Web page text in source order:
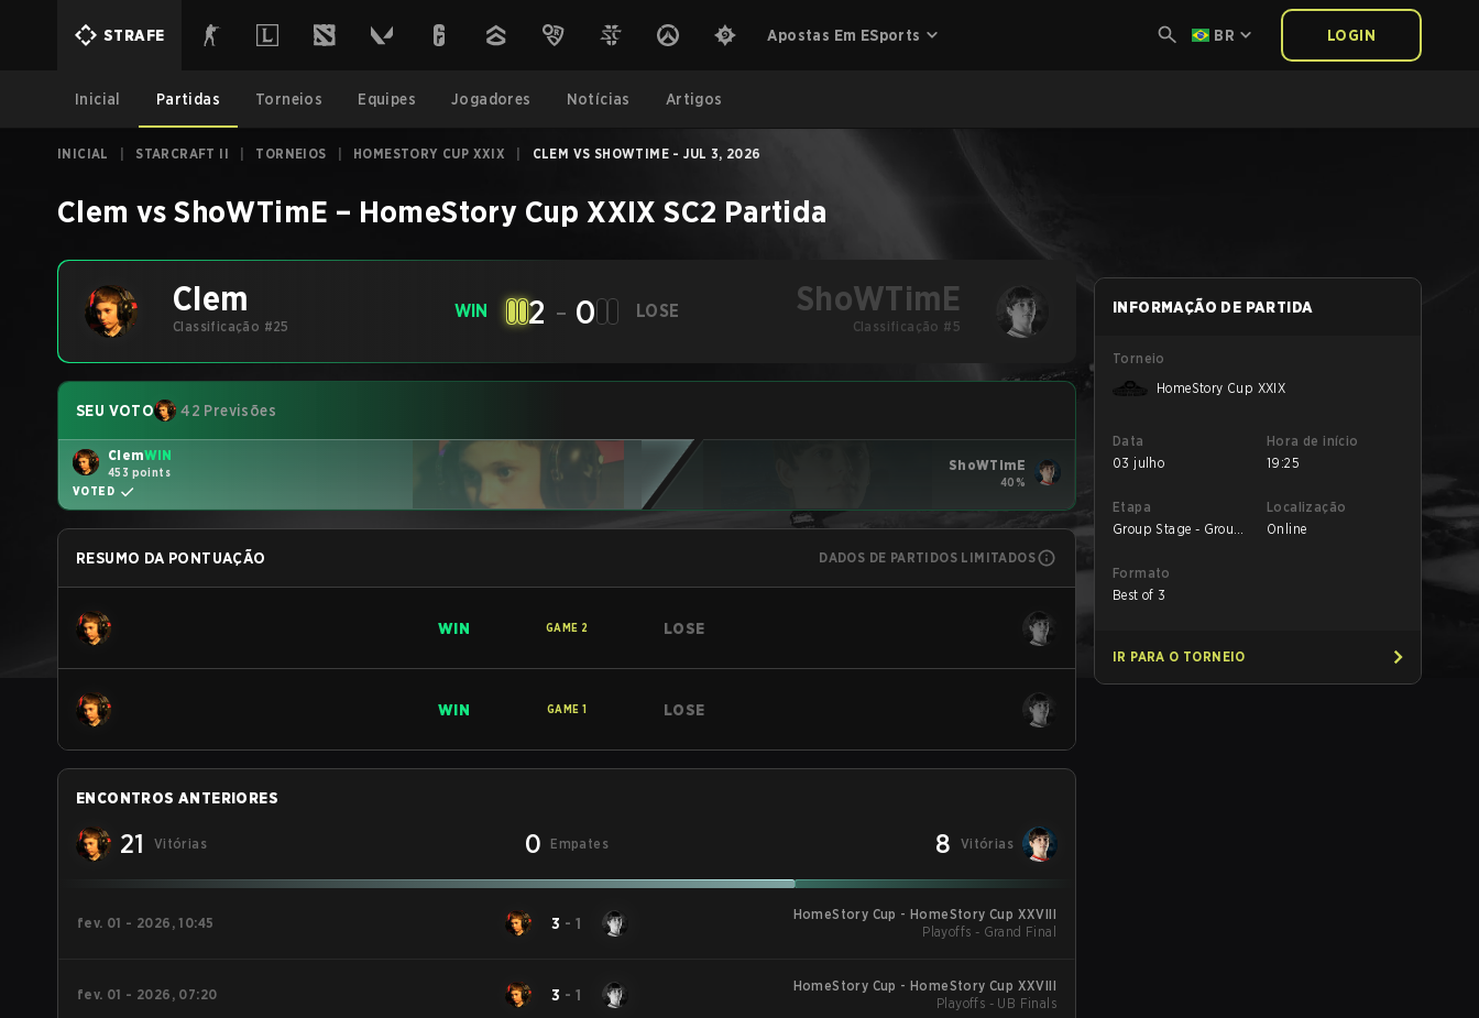
STRAFE Apostas Em ESports BR LOGIN
Inicial Partidas Torneios Equipes Jogadores Notícias Artigos
INICIAL STARCRAFT II TORNEIOS HOMESTORY CUP XXIX CLEM VS SHOWTIME - JUL 3, 2026
Clem vs ShoWTimE – HomeStory Cup XXIX SC2 Partida
Clem
Classificação #25
WIN 2 - 0 LOSE ShoWTimE
Classificação #5
SEU VOTO 42 Previsões
ClemWIN
453 points
VOTED
ShoWTimE
40%
RESUMO DA PONTUAÇÃO DADOS DE PARTIDOS LIMITADOS
WIN GAME 2 LOSE
WIN GAME 1 LOSE
ENCONTROS ANTERIORES
21 Vitórias 0 Empates 8 Vitórias
fev. 01 - 2026, 10:45 3 -1
HomeStory Cup - HomeStory Cup XXVIII
Playoffs - Grand Final
fev. 01 - 2026, 07:20 3 -1
HomeStory Cup - HomeStory Cup XXVIII
Playoffs - UB Finals
INFORMAÇÃO DE PARTIDA
Torneio
HomeStory Cup XXIX
Data
03 julho
Hora de início
19:25
Etapa
Group Stage - Group
Localização
Online
Formato
Best of 3
IR PARA O TORNEIO